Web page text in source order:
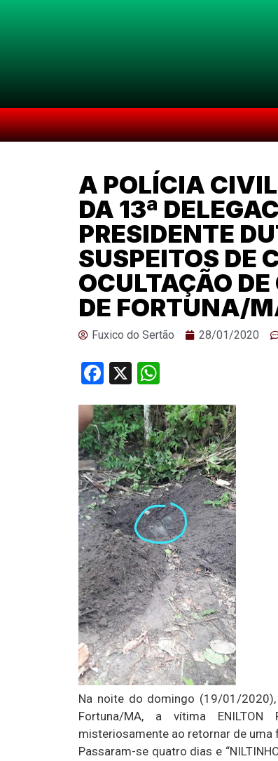
A POLÍCIA
DA 13ª
PRESIDENTE
SUSPEITOS DE
OCULTAÇÃO
DE FORTUNA/
Fuxico do Sertão 28/01/2020
Facebook
X
Na noite do domingo (19/01/
Fortuna/MA, a vítima ENILTON
misteriosamente ao retornar de uma
Passaram-se quatro dias e